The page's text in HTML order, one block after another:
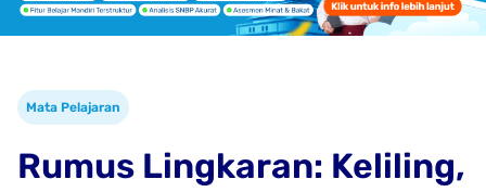
Mata Pelajaran
Rumus Lingkaran: Keliling,